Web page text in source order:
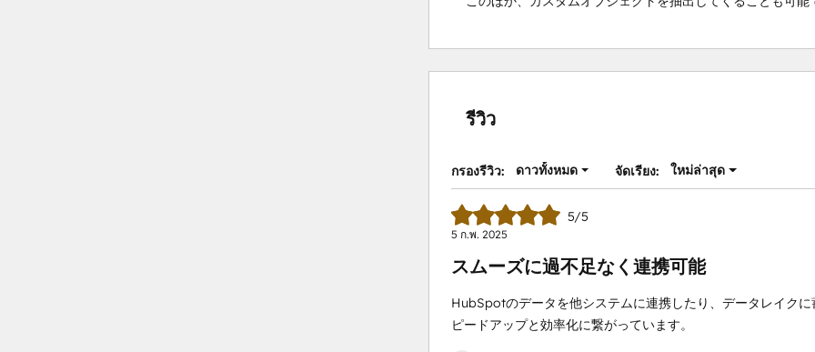
รีวิว
กรองรีวิว: ดาวทั้งหมด จัดเรียง: ใหม่ล่าสุด
5/5
5 ก.พ. 2025
スムーズに過不足なく連携可能
HubSpotのデータを他システムに連携したり、データレイク
ピードアップと効率化に繋がっています。